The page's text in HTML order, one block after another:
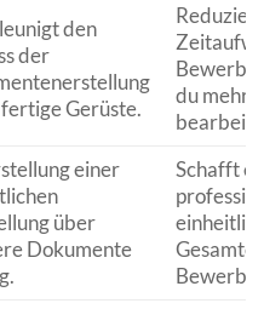
den
der
Gerüste.
du mehr
einer
über
Dokumente
Schafft